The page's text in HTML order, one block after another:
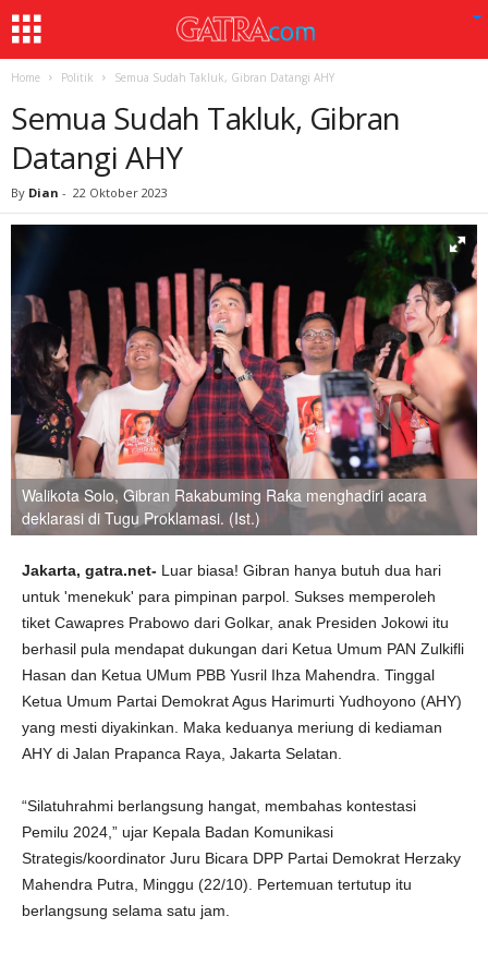
Home Politik Semua Sudah Takluk, Gibran Datangi AHY
Semua Sudah Takluk, Gibran
Datangi AHY
By Dian - 22 Oktober 2023
Walikota Solo, Gibran Rakabuming Raka menghadiri acara
deklarasi di Tugu Proklamasi. (Ist.)
Jakarta, gatra.net- Luar biasa! Gibran hanya butuh dua hari
untuk 'menekuk' para pimpinan parpol. Sukses memperoleh
tiket Cawapres Prabowo dari Golkar, anak Presiden Jokowi itu
berhasil pula mendapat dukungan dari Ketua Umum PAN Zulkifli
Hasan dan Ketua UMum PBB Yusril Ihza Mahendra. Tinggal
Ketua Umum Partai Demokrat Agus Harimurti Yudhoyono (AHY)
yang mesti diyakinkan. Maka keduanya meriung di kediaman
AHY di Jalan Prapanca Raya, Jakarta Selatan.
“Silatuhrahmi berlangsung hangat, membahas kontestasi
Pemilu 2024,” ujar Kepala Badan Komunikasi
Strategis/koordinator Juru Bicara DPP Partai Demokrat Herzaky
Mahendra Putra, Minggu (22/10). Pertemuan tertutup itu
berlangsung selama satu jam.